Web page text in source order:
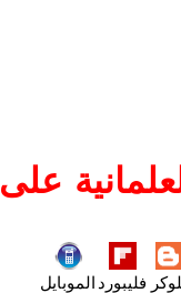
على
فليبورد الموبايل